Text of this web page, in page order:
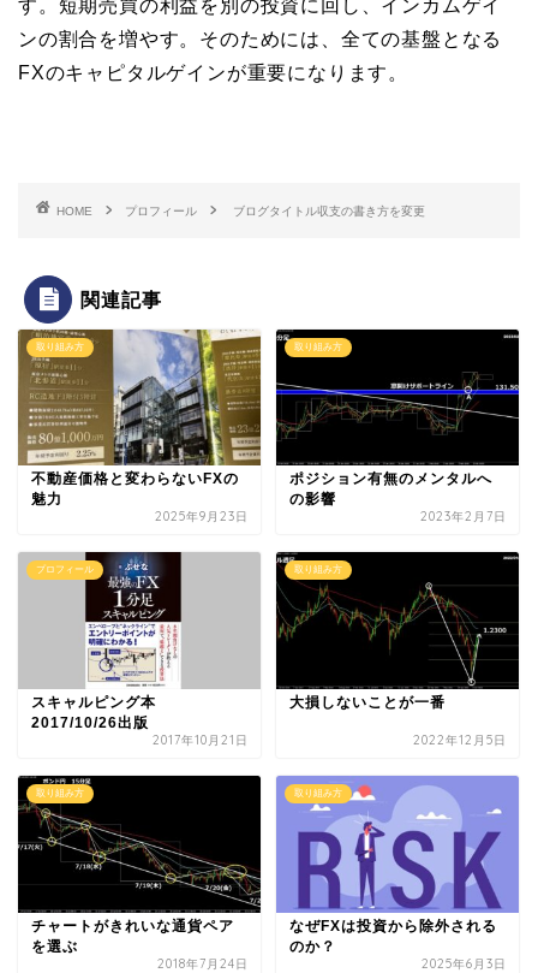
す。短期売買の利益を別の投資に回し、インカムゲイ
ンの割合を増やす。そのためには、全ての基盤となる
FXのキャピタルゲインが重要になります。
HOME プロフィール ブログタイトル収支の書き方を変更
関連記事
取り組み方
不動産価格と変わらないFXの
魅力
2025年9月23日
取り組み方
ポジション有無のメンタルへ
の影響
2023年2月7日
プロフィール
スキャルピング本
2017/10/26出版
2017年10月21日
取り組み方
大損しないことが一番
2022年12月5日
取り組み方
チャートがきれいな通貨ペア
を選ぶ
2018年7月24日
取り組み方
なぜFXは投資から除外される
のか？
2025年6月3日